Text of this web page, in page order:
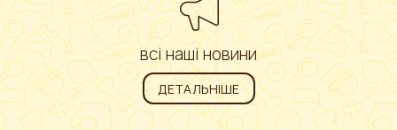
всі наші новини
ДЕТАЛЬНІШЕ